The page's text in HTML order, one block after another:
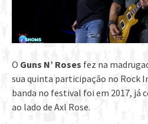
O Guns N’ Roses fez na
sua quinta participação no Rock
banda no festival foi em 2017, já
ao lado de Axl Rose.